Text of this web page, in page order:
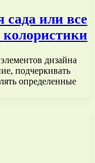
сада или все
дизайна
подчеркивать
определенные